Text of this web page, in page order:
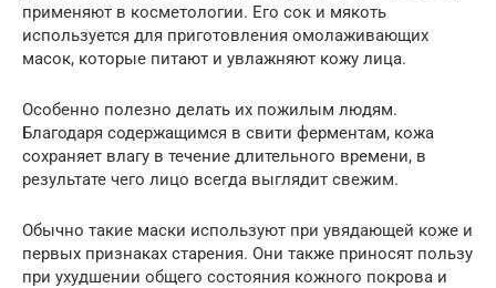
применяют в косметологии. Его сок и мякоть
используется для приготовления омолаживающих
масок, которые питают и увлажняют кожу лица.
Особенно полезно делать их пожилым людям.
Благодаря содержащимся в свити ферментам, кожа
сохраняет влагу в течение длительного времени, в
результате чего лицо всегда выглядит свежим.
Обычно такие маски используют при увядающей коже и
первых признаках старения. Они также приносят пользу
при ухудшении общего состояния кожного покрова и